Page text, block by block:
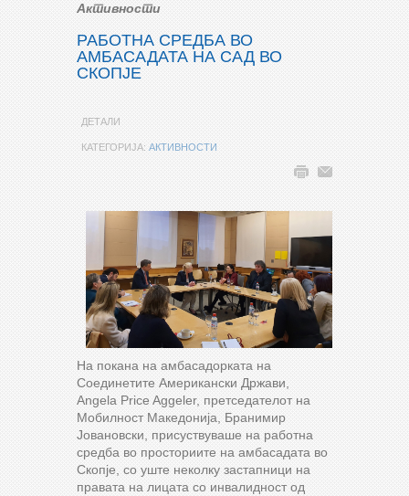
Активности
РАБОТНА СРЕДБА ВО
АМБАСАДАТА НА САД ВО
СКОПЈЕ
ДЕТАЛИ
КАТЕГОРИЈА: АКТИВНОСТИ
На покана на амбасадорката на
Соединетите Американски Држави,
Angela Price Aggeler, претседателот на
Мобилност Македонија, Бранимир
Јовановски, присуствуваше на работна
средба во просториите на амбасадата во
Скопје, со уште неколку застапници на
правата на лицата со инвалидност од